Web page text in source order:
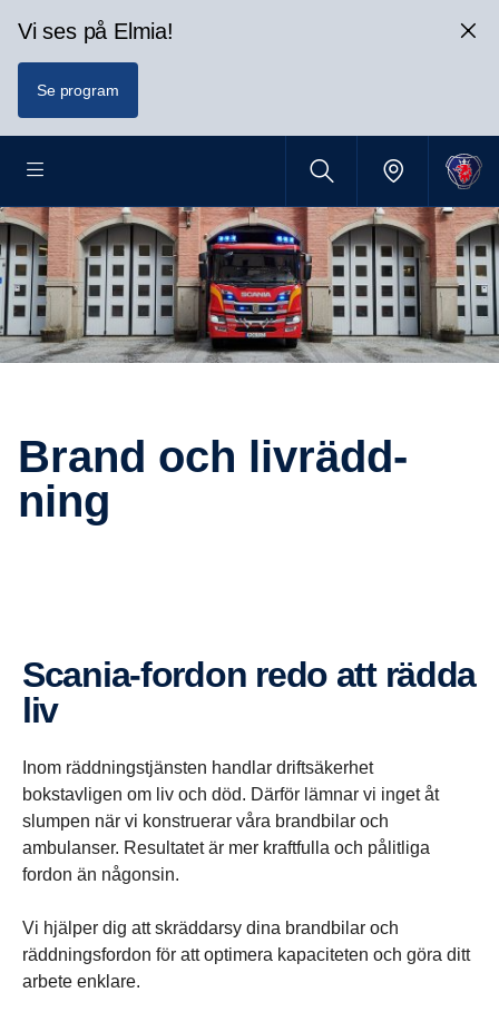
Vi ses på Elmia!
Se program
Brand och livrädd­
ning
Scania-​fordon redo att rädda
liv
Inom räddningstjänsten handlar driftsäkerhet
bokstavligen om liv och död. Därför lämnar vi inget åt
slumpen när vi konstruerar våra brandbilar och
ambulanser. Resultatet är mer kraftfulla och pålitliga
fordon än någonsin.
Vi hjälper dig att skräddarsy dina brandbilar och
räddningsfordon för att optimera kapaciteten och göra ditt
arbete enklare.